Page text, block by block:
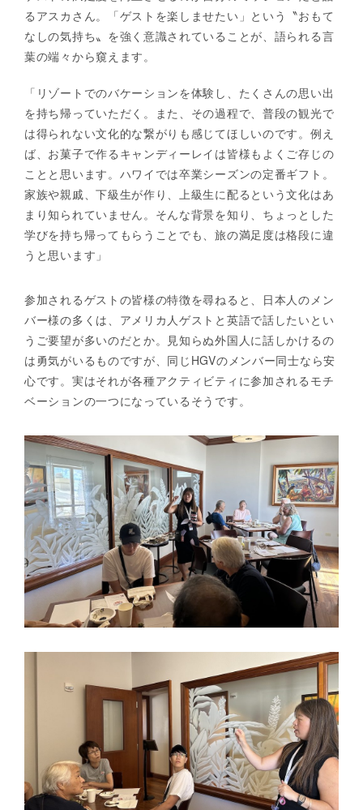
るアスカさん。「ゲストを楽しませたい」という〝おもて
なしの気持ち〟を強く意識されていることが、語られる言
葉の端々から窺えます。
「リゾートでのバケーションを体験し、たくさんの思い出
を持ち帰っていただく。また、その過程で、普段の観光で
は得られない文化的な繋がりも感じてほしいのです。例え
ば、お菓子で作るキャンディーレイは皆様もよくご存じの
ことと思います。ハワイでは卒業シーズンの定番ギフト。
家族や親戚、下級生が作り、上級生に配るという文化はあ
まり知られていません。そんな背景を知り、ちょっとした
学びを持ち帰ってもらうことでも、旅の満足度は格段に違
うと思います」
参加されるゲストの皆様の特徴を尋ねると、日本人のメン
バー様の多くは、アメリカ人ゲストと英語で話したいとい
うご要望が多いのだとか。見知らぬ外国人に話しかけるの
は勇気がいるものですが、同じHGVのメンバー同士なら安
心です。実はそれが各種アクティビティに参加されるモチ
ベーションの一つになっているそうです。